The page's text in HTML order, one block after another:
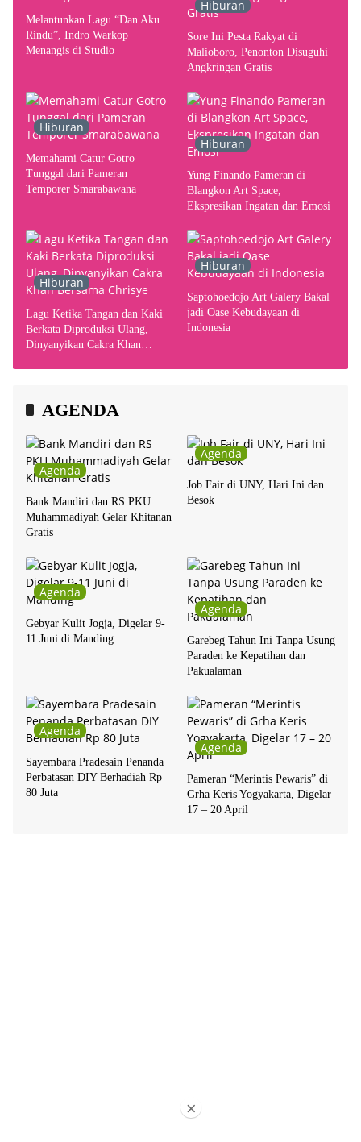
Melantunkan Lagu “Dan Aku
Rindu”, Indro Warkop
Menangis di Studio
Hiburan
Sore Ini Pesta Rakyat di
Malioboro, Penonton Disuguhi
Angkringan Gratis
Hiburan
Memahami Catur Gotro
Tunggal dari Pameran
Temporer Smarabawana
Hiburan
Yung Finando Pameran di
Blangkon Art Space,
Ekspresikan Ingatan dan Emosi
Hiburan
Lagu Ketika Tangan dan Kaki
Berkata Diproduksi Ulang,
Dinyanyikan Cakra Khan
Hiburan
Saptohoedojo Art Galery Bakal
jadi Oase Kebudayaan di
Indonesia
AGENDA
Agenda
Bank Mandiri dan RS PKU
Muhammadiyah Gelar Khitanan
Gratis
Agenda
Job Fair di UNY, Hari Ini dan
Besok
Agenda
Gebyar Kulit Jogja, Digelar 9-
11 Juni di Manding
Agenda
Garebeg Tahun Ini Tanpa Usung
Paraden ke Kepatihan dan
Pakualaman
Agenda
Sayembara Pradesain Penanda
Perbatasan DIY Berhadiah Rp
80 Juta
Agenda
Pameran “Merintis Pewaris” di
Grha Keris Yogyakarta, Digelar
17 – 20 April
×